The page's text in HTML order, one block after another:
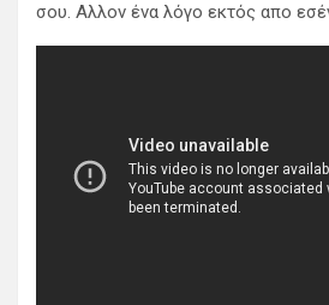
σου. Αλλον ένα λόγο εκτός απο